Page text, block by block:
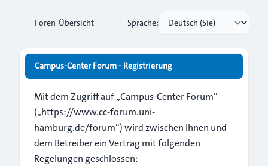
Foren-Übersicht Sprache:
Campus-Center Forum - Registrierung
Mit dem Zugriff auf „Campus-Center Forum“
(„https://www.cc-forum.uni-
hamburg.de/forum“) wird zwischen Ihnen und
dem Betreiber ein Vertrag mit folgenden
Regelungen geschlossen: